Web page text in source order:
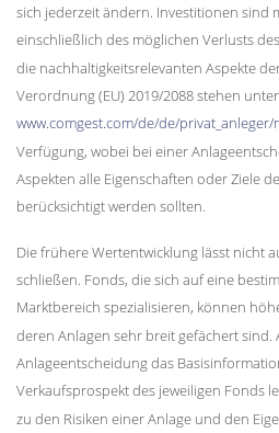
sich jederzeit ändern. Investitionen sind
einschließlich des möglichen Verlusts
die nachhaltigkeitsrelevanten Aspekte
Verordnung (EU) 2019/2088 stehen unter
www.comgest.com/de/de/
Verfügung, wobei bei einer
Aspekten alle Eigenschaften oder Ziele
berücksichtigt werden sollten.
Die frühere Wertentwicklung lässt nicht
schließen. Fonds, die sich auf eine
Marktbereich spezialisieren, können
deren Anlagen sehr breit gefächert sind.
Anlageentscheidung das
Verkaufsprospekt des jeweiligen Fonds
zu den Risiken einer Anlage und den